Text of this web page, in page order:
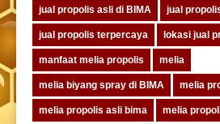
jual propolis asli di BIMA jual
jual propolis terpercaya lokasi jual
manfaat melia propolis melia
melia biyang spray di BIMA melia
melia propolis asli bima melia